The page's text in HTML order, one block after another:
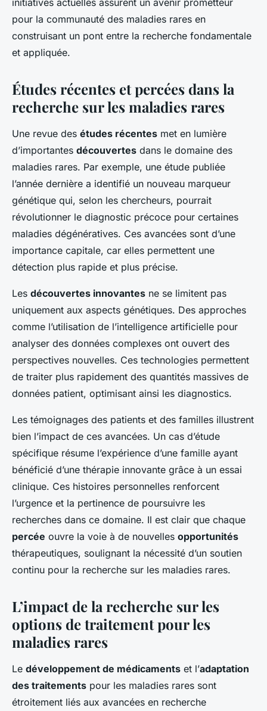
initiatives actuelles assurent un avenir prometteur
pour la communauté des maladies rares en
construisant un pont entre la recherche fondamentale
et appliquée.
Études récentes et percées dans la
recherche sur les maladies rares
Une revue des études récentes met en lumière
d’importantes découvertes dans le domaine des
maladies rares. Par exemple, une étude publiée
l’année dernière a identifié un nouveau marqueur
génétique qui, selon les chercheurs, pourrait
révolutionner le diagnostic précoce pour certaines
maladies dégénératives. Ces avancées sont d’une
importance capitale, car elles permettent une
détection plus rapide et plus précise.
Les découvertes innovantes ne se limitent pas
uniquement aux aspects génétiques. Des approches
comme l’utilisation de l’intelligence artificielle pour
analyser des données complexes ont ouvert des
perspectives nouvelles. Ces technologies permettent
de traiter plus rapidement des quantités massives de
données patient, optimisant ainsi les diagnostics.
Les témoignages des patients et des familles illustrent
bien l’impact de ces avancées. Un cas d’étude
spécifique résume l’expérience d’une famille ayant
bénéficié d’une thérapie innovante grâce à un essai
clinique. Ces histoires personnelles renforcent
l’urgence et la pertinence de poursuivre les
recherches dans ce domaine. Il est clair que chaque
percée ouvre la voie à de nouvelles opportunités
thérapeutiques, soulignant la nécessité d’un soutien
continu pour la recherche sur les maladies rares.
L’impact de la recherche sur les
options de traitement pour les
maladies rares
Le développement de médicaments et l’adaptation
des traitements pour les maladies rares sont
étroitement liés aux avancées en recherche